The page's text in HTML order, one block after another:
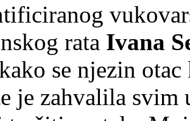
rata Ivana
se njezin
je zahvalila